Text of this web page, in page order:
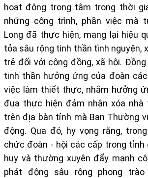
hoạt động trọng tâm trong thời
những công trình, phần việc mà
Long đã thực hiện, mang lại hiệu
tỏa sâu rộng tinh thần tình nguyện,
trẻ đối với cộng đồng, xã hội.
tinh thần hưởng ứng của đoàn
việc làm thiết thực, nhằm hưởng
đua thực hiện đảm nhận xóa nhà
trên địa bàn tỉnh mà Ban Thường
động. Qua đó, hy vọng rằng,
chức đoàn - hội các cấp trong
huy và thường xuyên đẩy mạnh
phát động sâu rộng phong